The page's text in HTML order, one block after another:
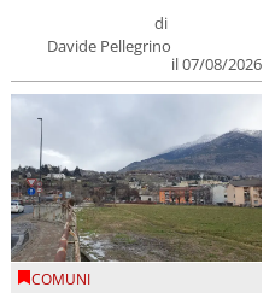
di
Davide Pellegrino
il 07/08/2026
COMUNI